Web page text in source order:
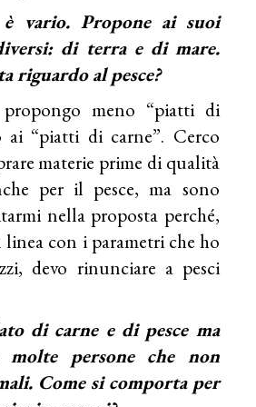
vario. Propone ai suoi
di terra e di mare.
riguardo al pesce?
propongo meno “piatti di
ai “piatti di carne”. Cerco
materie prime di qualità
per il pesce, ma sono
nella proposta perché,
linea con i parametri che ho
devo rinunciare a pesci
di carne e di pesce ma
persone che non
Come si comporta per